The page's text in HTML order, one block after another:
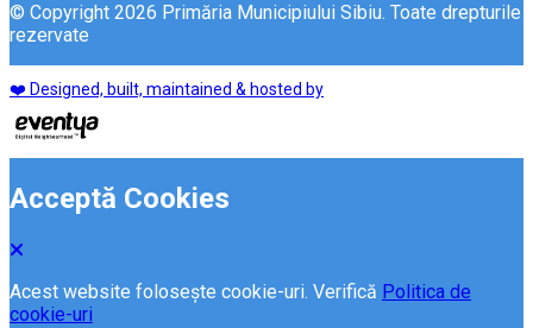
© Copyright 2026 Primăria Municipiului Sibiu. Toate drepturile
rezervate
❤️ Designed, built, maintained & hosted by
Acceptă Cookies
Acest website folosește cookie-uri. Verifică Politica de
cookie-uri